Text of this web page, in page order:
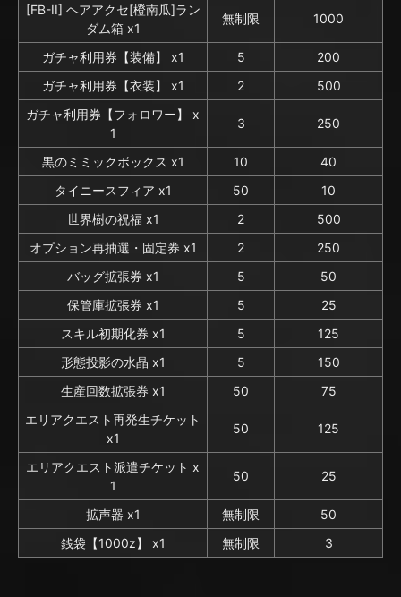
[FB-II] ヘアアクセ[橙南瓜]ラン
ダム箱 x1
無制限 1000
ガチャ利用券【装備】 x1 5
200
ガチャ利用券【衣装】 x1
2
500
ガチャ利用券【フォロワー】 x
1
3 250
黒のミミックボックス x1 10
40
タイニースフィア x1
50
10
世界樹の祝福 x1
2
500
オプション再抽選・固定券 x1
2
250
バッグ拡張券 x1
5
50
保管庫拡張券 x1
5
25
スキル初期化券 x1
5
125
形態投影の水晶 x1
5
150
生産回数拡張券 x1
50
75
エリアクエスト再発生チケット
x1
50 125
エリアクエスト派遣チケット x
1
50 25
拡声器 x1 無制限
50
銭袋【1000z】 x1
無制限 3